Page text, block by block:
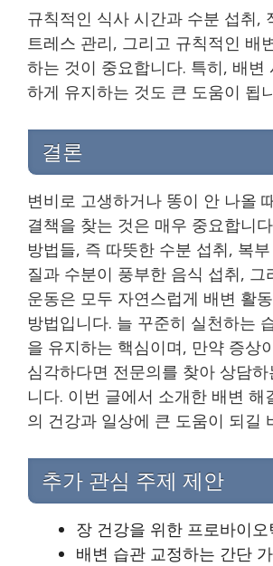
규칙적인 식사 시간과 수분 섭취,
트레스 관리, 그리고 규칙적인 배
하는 것이 중요합니다. 특히, 배변
하게 유지하는 것도 큰 도움이 됩
결론
변비로 고생하거나 똥이 안 나올
결책을 찾는 것은 매우 중요합니
방법들, 즉 따뜻한 수분 섭취, 복
질과 수분이 풍부한 음식 섭취, 그
운동은 모두 자연스럽게 배변 활
방법입니다. 늘 꾸준히 실천하는
을 유지하는 핵심이며, 만약 증상
심각하다면 전문의를 찾아 상담
니다. 이번 글에서 소개한 배변 해
의 건강과 일상에 큰 도움이 되길
추가 관심 주제 제안
장 건강을 위한 프로바이
배변 습관 교정하는 간단